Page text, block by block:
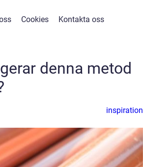
Cookies Kontakta oss
denna metod
inspiration